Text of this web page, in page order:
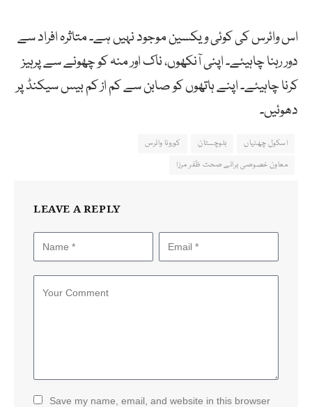
اس وائرس کی کوئی ویکسین موجود نہیں ہے۔ متاثرہ افراد سے
دور رہنا چاہیئے۔ اپنی آنکھوں، ناک اور منہ کو چھونے سے پرہیز
کرنا چاہیئے۔ اپنے ہاتھوں کو صابن سے کم از کم بیس سیکنڈ پر
دھوئیں۔
اسکول چھٹیاں بلوچستان
کورونا وائرس
معاون خصوصی برائے صحت ظفر مرزا
LEAVE A REPLY
Save my name, email, and website in this browser